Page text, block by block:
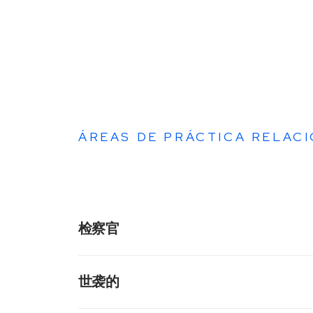
ÁREAS DE PRÁCTICA
Somos la culminación
jurídico.
检察官
我们就税务问题提供全面的建议，包括预防突发事件
设计以及在地方和联邦事务中代理税务诉讼。
世袭的